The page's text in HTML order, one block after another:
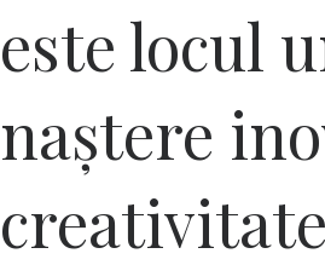
este locul
naștere